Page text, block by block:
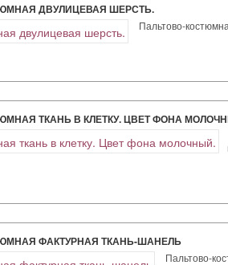
ДВУЛИЦЕВАЯ ШЕРСТЬ.
Пальтово-
ТКАНЬ В КЛЕТКУ. ЦВЕТ ФОНА
ФАКТУРНАЯ ТКАНЬ-ШАНЕЛЬ
Пальтово-